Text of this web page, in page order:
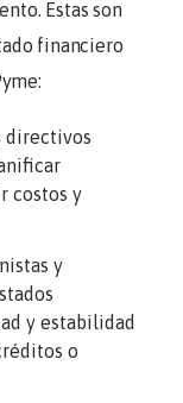
Estas son
financiero
directivos
costos y
y
y estabilidad
o